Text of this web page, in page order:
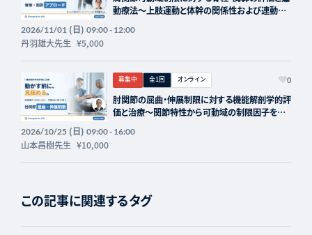
動療法〜上肢運動と体幹の関係性および連動
ーライフ】
2026/11/01(日) 09:00 - 12:00
丹羽雄大先生 ¥5,000
募集中 全1回 オンライン 0
肘関節の屈曲・伸展制限に対する機能解剖学的評
価と治療～関節特性から可動域の制限因子を見
フォーライフ】
2026/10/25(日) 09:00 - 16:00
山本昌樹先生 ¥10,000
この記事に関連するタグ